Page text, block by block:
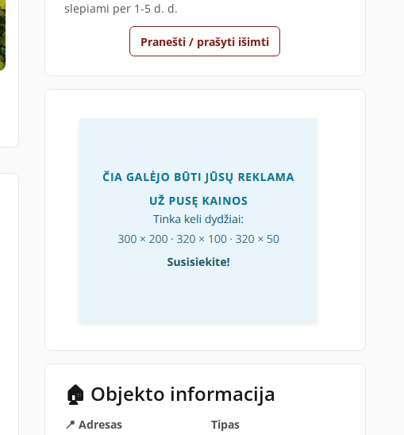
slepiami per 1-5 d. d.
Pranešti / prašyti išimti
🏠 Objekto informacija
📍 Adresas Tipas